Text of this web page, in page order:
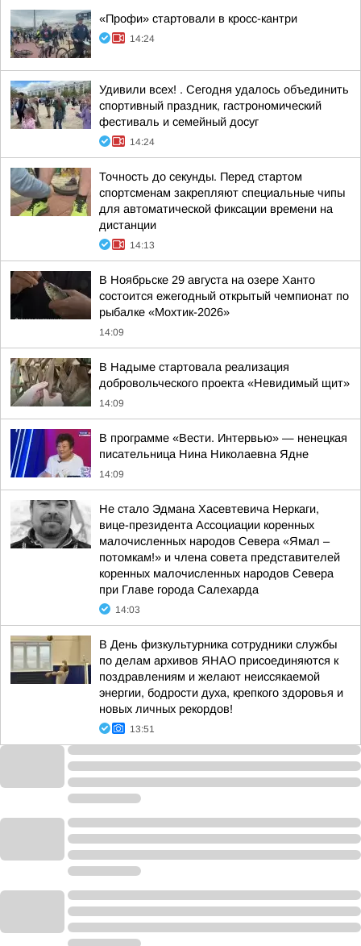
«Профи» стартовали в кросс-кантри
14:24
Удивили всех! . Сегодня удалось объединить
спортивный праздник, гастрономический
фестиваль и семейный досуг
14:24
Точность до секунды. Перед стартом
спортсменам закрепляют специальные чипы
для автоматической фиксации времени на
дистанции
14:13
В Ноябрьске 29 августа на озере Ханто
состоится ежегодный открытый чемпионат по
рыбалке «Мохтик-2026»
14:09
В Надыме стартовала реализация
добровольческого проекта «Невидимый щит»
14:09
В программе «Вести. Интервью» — ненецкая
писательница Нина Николаевна Ядне
14:09
Не стало Эдмана Хасевтевича Неркаги,
вице-президента Ассоциации коренных
малочисленных народов Севера «Ямал –
потомкам!» и члена совета представителей
коренных малочисленных народов Севера
при Главе города Салехарда
14:03
В День физкультурника сотрудники службы
по делам архивов ЯНАО присоединяются к
поздравлениям и желают неиссякаемой
энергии, бодрости духа, крепкого здоровья и
новых личных рекордов!
13:51